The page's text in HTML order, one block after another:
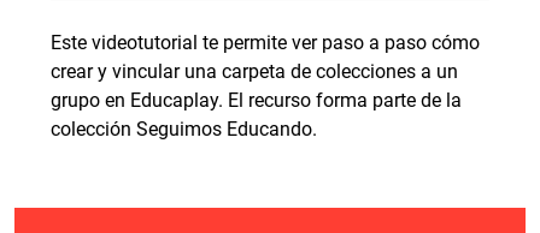
Este videotutorial te permite ver paso a paso cómo
crear y vincular una carpeta de colecciones a un
grupo en Educaplay. El recurso forma parte de la
colección Seguimos Educando.